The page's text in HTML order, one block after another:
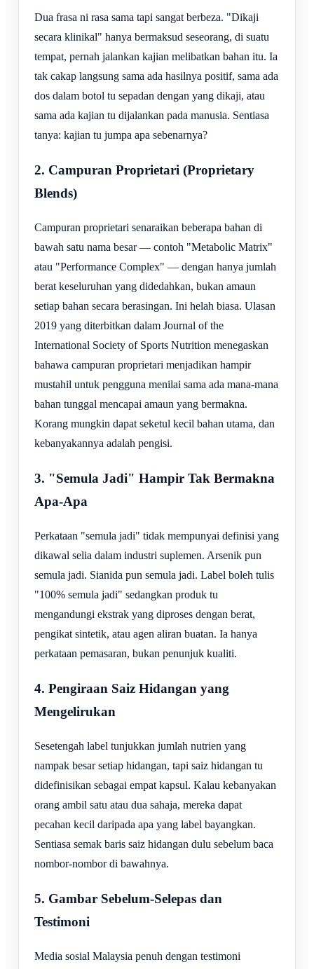
Dua frasa ni rasa sama tapi sangat berbeza. "Dikaji
secara klinikal" hanya bermaksud seseorang, di suatu
tempat, pernah jalankan kajian melibatkan bahan itu. Ia
tak cakap langsung sama ada hasilnya positif, sama ada
dos dalam botol tu sepadan dengan yang dikaji, atau
sama ada kajian tu dijalankan pada manusia. Sentiasa
tanya: kajian tu jumpa apa sebenarnya?
2. Campuran Proprietari (Proprietary
Blends)
Campuran proprietari senaraikan beberapa bahan di
bawah satu nama besar — contoh "Metabolic Matrix"
atau "Performance Complex" — dengan hanya jumlah
berat keseluruhan yang didedahkan, bukan amaun
setiap bahan secara berasingan. Ini helah biasa. Ulasan
2019 yang diterbitkan dalam Journal of the
International Society of Sports Nutrition menegaskan
bahawa campuran proprietari menjadikan hampir
mustahil untuk pengguna menilai sama ada mana-mana
bahan tunggal mencapai amaun yang bermakna.
Korang mungkin dapat seketul kecil bahan utama, dan
kebanyakannya adalah pengisi.
3. "Semula Jadi" Hampir Tak Bermakna
Apa-Apa
Perkataan "semula jadi" tidak mempunyai definisi yang
dikawal selia dalam industri suplemen. Arsenik pun
semula jadi. Sianida pun semula jadi. Label boleh tulis
"100% semula jadi" sedangkan produk tu
mengandungi ekstrak yang diproses dengan berat,
pengikat sintetik, atau agen aliran buatan. Ia hanya
perkataan pemasaran, bukan penunjuk kualiti.
4. Pengiraan Saiz Hidangan yang
Mengelirukan
Sesetengah label tunjukkan jumlah nutrien yang
nampak besar setiap hidangan, tapi saiz hidangan tu
didefinisikan sebagai empat kapsul. Kalau kebanyakan
orang ambil satu atau dua sahaja, mereka dapat
pecahan kecil daripada apa yang label bayangkan.
Sentiasa semak baris saiz hidangan dulu sebelum baca
nombor-nombor di bawahnya.
5. Gambar Sebelum-Selepas dan
Testimoni
Media sosial Malaysia penuh dengan testimoni